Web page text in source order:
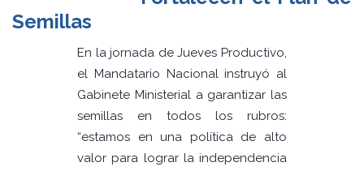
Semillas
En la jornada de Jueves Productivo,
el Mandatario Nacional instruyó al
Gabinete Ministerial a garantizar las
semillas en todos los rubros:
“estamos en una política de alto
valor para lograr la independencia